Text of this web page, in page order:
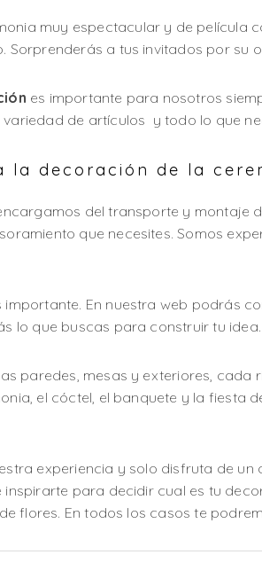
muy espectacular y de película
Sorprenderás a tus invitados por su
es importante para nosotros
de artículos y todo lo que
la decoración de la
del transporte y montaje
que necesites. Somos
importante. En nuestra web podrás
lo que buscas para construir tu idea.
paredes, mesas y exteriores,
el cóctel, el banquete y la
experiencia y solo disfruta de
inspirarte para decidir cual es tu
flores. En todos los casos te